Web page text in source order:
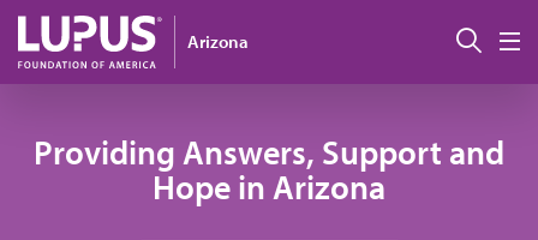
Pasar al contenido principal
Arizona
Providing Answers, Support and
Hope in Arizona